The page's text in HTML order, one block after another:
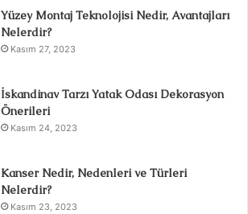
Yüzey Montaj Teknolojisi Nedir, Avantajları
Nelerdir?
Kasım 27, 2023
İskandinav Tarzı Yatak Odası Dekorasyon
Önerileri
Kasım 24, 2023
Kanser Nedir, Nedenleri ve Türleri
Nelerdir?
Kasım 23, 2023